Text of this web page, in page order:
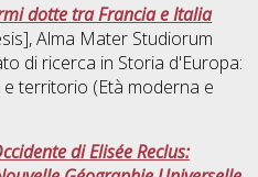
dotte tra Francia e Italia
Alma Mater Studiorum
di ricerca in Storia d'Europa:
territorio (Età moderna e
di Elisée Reclus: